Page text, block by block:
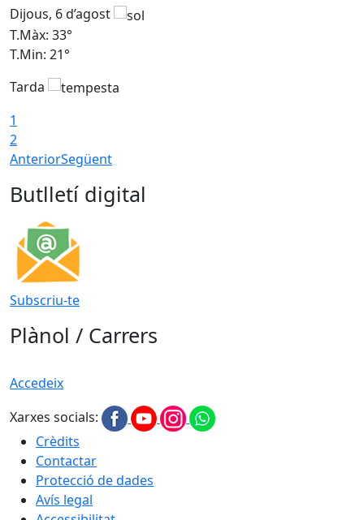
Dijous, 6 d’agost
T.Màx: 33°
T.Min: 21°
Tarda
1
2
AnteriorSegüent
Butlletí digital
Subscriu-te
Plànol / Carrers
Accedeix
Xarxes socials:
Crèdits
Contactar
Protecció de dades
Avís legal